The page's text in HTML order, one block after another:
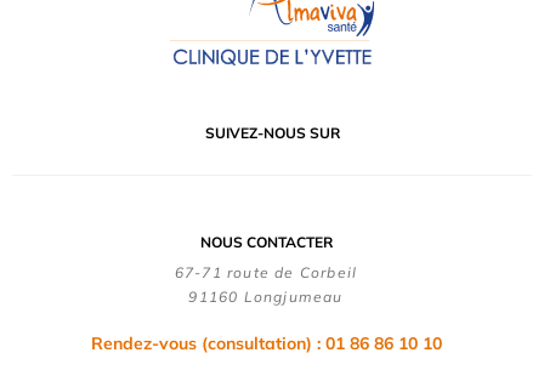
SUIVEZ-NOUS SUR
NOUS CONTACTER
67-71 route de Corbeil
91160 Longjumeau
Rendez-vous (consultation) : 01 86 86 10 10